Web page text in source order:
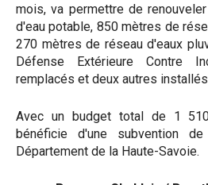
mois, va permettre de
d'eau potable, 850 mètres de
270 mètres de réseau d'eaux
Défense Extérieure Contre
remplacés et deux autres
Avec un budget total de 1
bénéficie d'une subvention
Département de la Haute-Savoie.